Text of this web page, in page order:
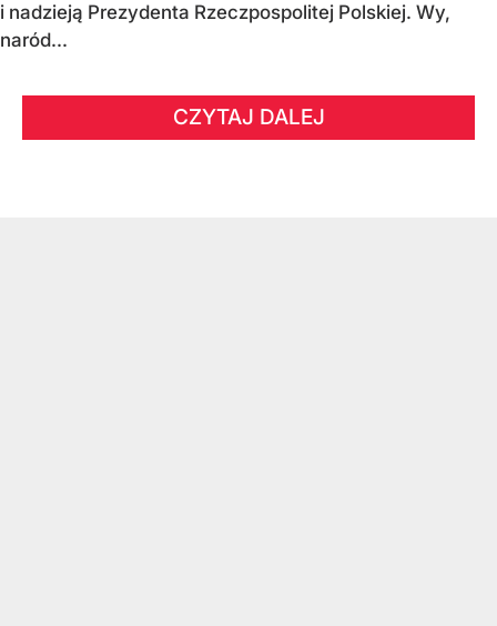
i nadzieją Prezydenta Rzeczpospolitej Polskiej. Wy,
naród...
CZYTAJ DALEJ